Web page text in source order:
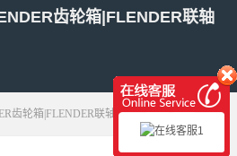
齿轮箱|FLENDER联轴
展开菜单
齿轮箱|FLENDER联轴器